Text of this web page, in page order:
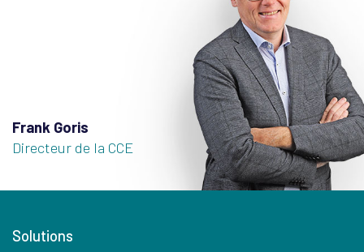
Frank Goris
Directeur de la CCE
Solutions